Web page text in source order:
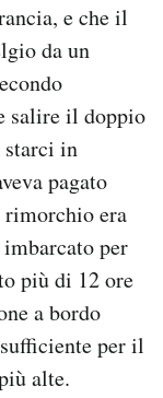
e che il
da un
salire il doppio
starci in
pagato
era
per
più di 12 ore
a bordo
per il
alte.